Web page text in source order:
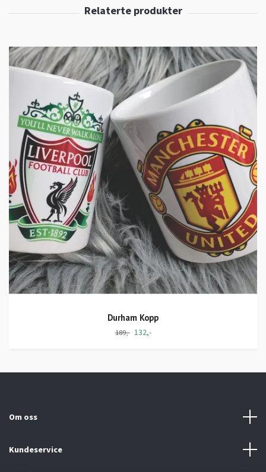
Durham Kopp
189,- 132,-
Om oss
Kundeservice